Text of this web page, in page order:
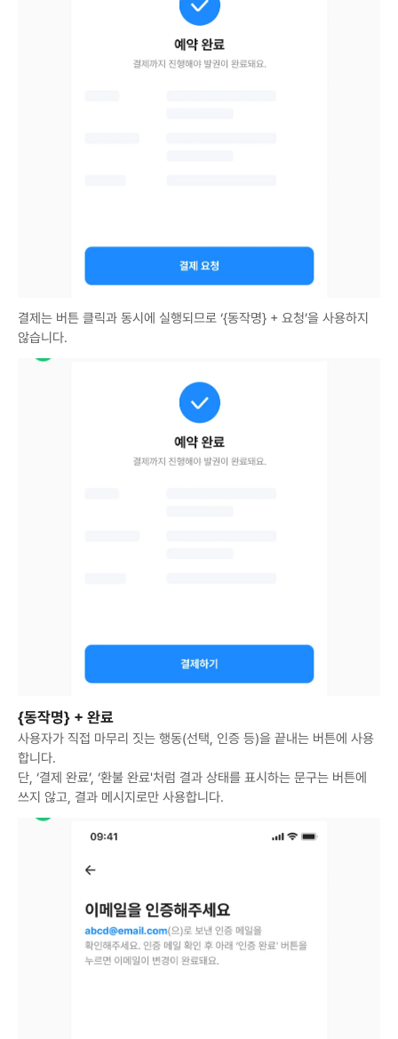
결제는 버튼 클릭과 동시에 실행되므로 ‘{동작명} + 요청’을 사용하지
않습니다.
{동작명} + 완료
사용자가 직접 마무리 짓는 행동(선택, 인증 등)을 끝내는 버튼에 사용
합니다.
단, ‘결제 완료’, ‘환불 완료'처럼 결과 상태를 표시하는 문구는 버튼에
쓰지 않고, 결과 메시지로만 사용합니다.